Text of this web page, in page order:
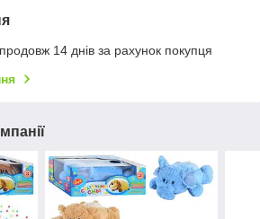
14 днів за рахунок покупця